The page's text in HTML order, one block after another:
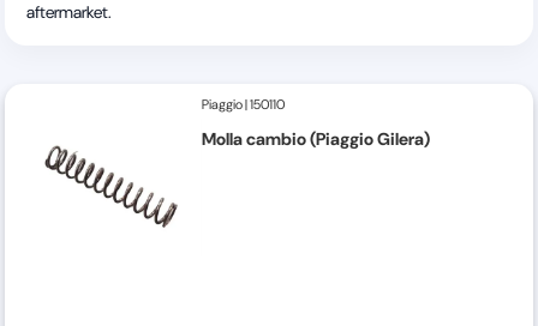
aftermarket.
Piaggio|150110
Molla cambio (Piaggio Gilera)